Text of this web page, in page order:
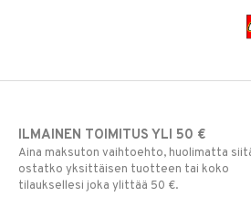
ILMAINEN TOIMITUS YLI 50 €
Aina maksuton vaihtoehto, huolimatta
ostatko yksittäisen tuotteen tai koko
tilauksellesi joka ylittää 50 €.